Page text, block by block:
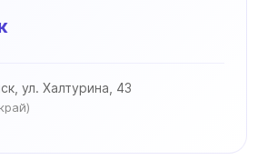
ул. Халтурина, 43